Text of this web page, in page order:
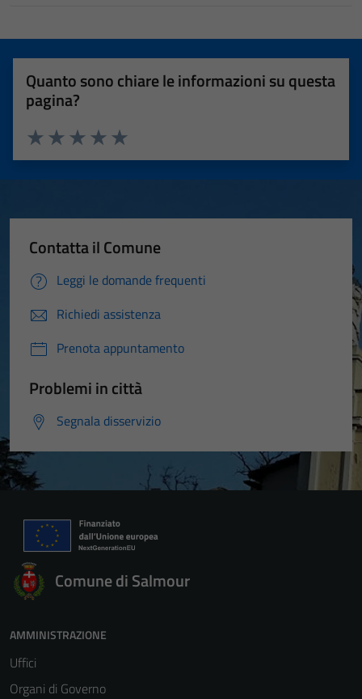
Quanto sono chiare le informazioni su questa
pagina?
Valuta 5 stelle su 5
Valuta 4 stelle su 5
Valuta 3 stelle su 5
Valuta 2 stelle su 5
Valuta 1 stelle su 5
Contatta il Comune
Leggi le domande frequenti
Richiedi assistenza
Prenota appuntamento
Problemi in città
Segnala disservizio
Comune di Salmour
AMMINISTRAZIONE
Uffici
Organi di Governo